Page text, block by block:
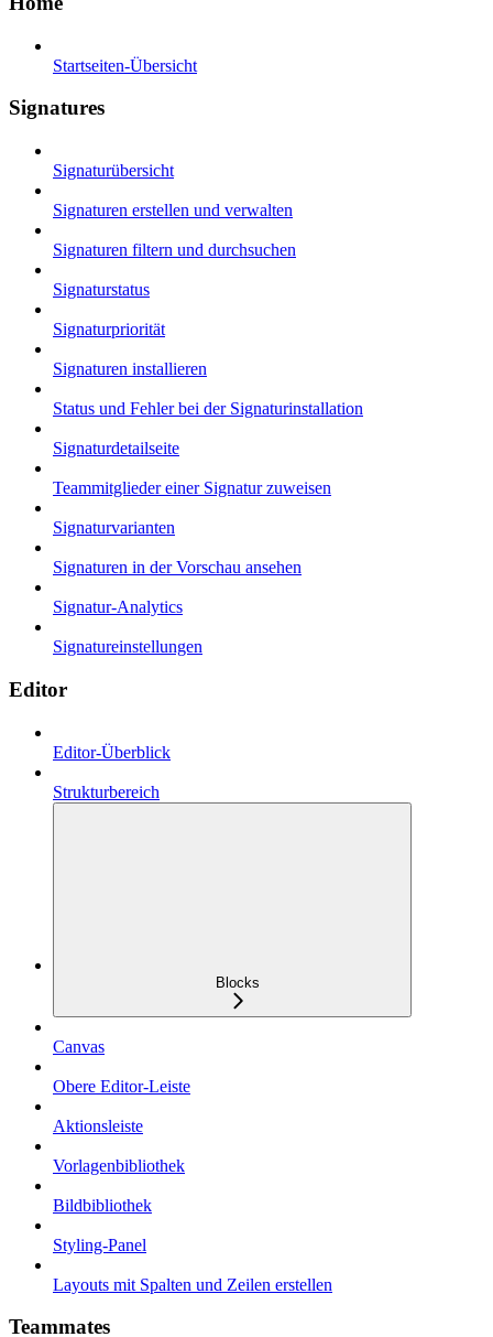
Startseiten-Übersicht
Signatures
Signaturübersicht
Signaturen erstellen und verwalten
Signaturen filtern und durchsuchen
Signaturstatus
Signaturpriorität
Signaturen installieren
Status und Fehler bei der Signaturinstallation
Signaturdetailseite
Teammitglieder einer Signatur zuweisen
Signaturvarianten
Signaturen in der Vorschau ansehen
Signatur-Analytics
Signatureinstellungen
Editor
Editor-Überblick
Strukturbereich
Blocks
Canvas
Obere Editor-Leiste
Aktionsleiste
Vorlagenbibliothek
Bildbibliothek
Styling-Panel
Layouts mit Spalten und Zeilen erstellen
Teammates